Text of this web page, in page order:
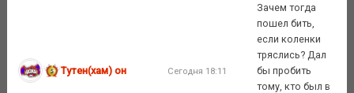
Тутен(хам) он Сегодня 18:11
Зачем тогда
пошел бить,
если коленки
тряслись? Дал
бы пробить
тому, кто был в